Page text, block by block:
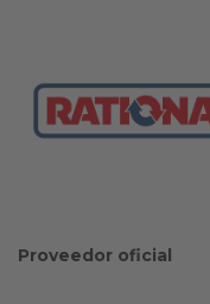
Proveedor oficial